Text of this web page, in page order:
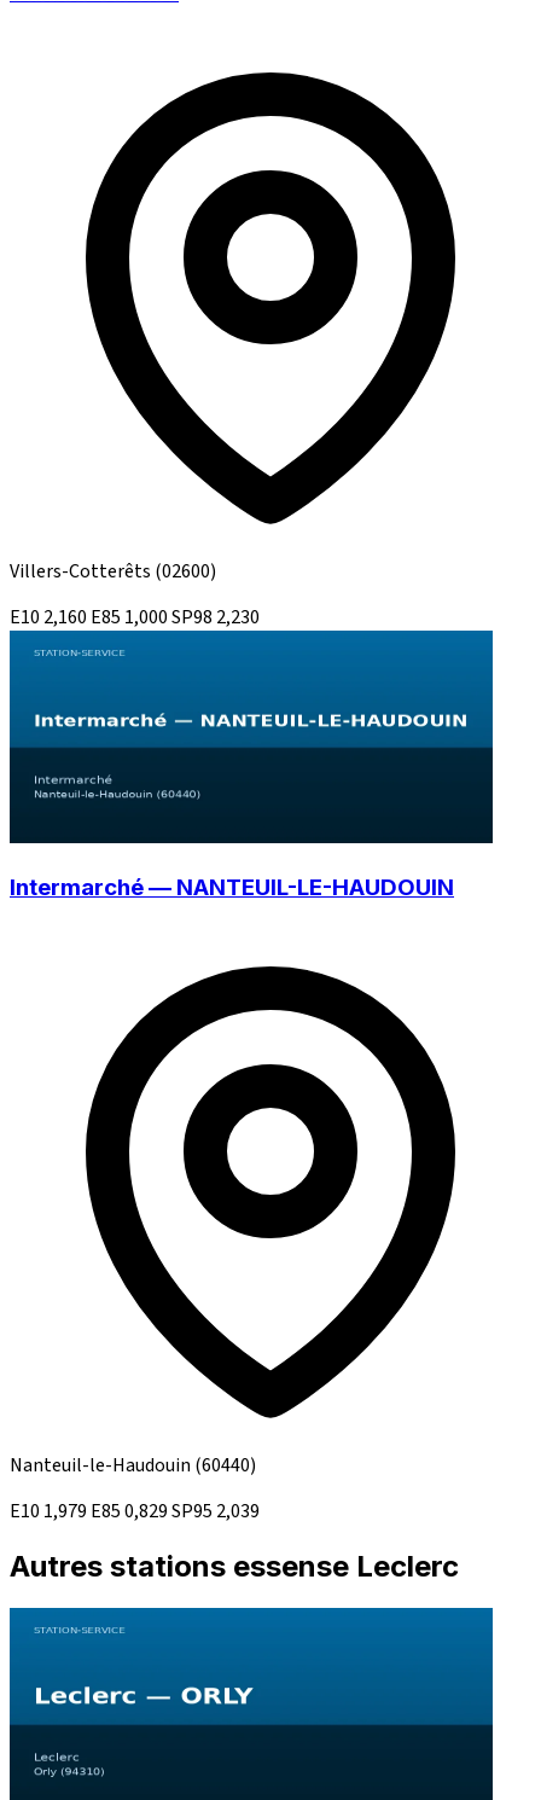
Villers-Cotterêts (02600)
E10 2,160 E85 1,000SP98 2,230
Intermarché — NANTEUIL-LE-HAUDOUIN
Nanteuil-le-Haudouin (60440)
E10 1,979 E850,829SP95 2,039
Autres stations essense Leclerc